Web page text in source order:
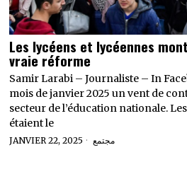
Les lycéens et lycéennes
vraie réforme
Samir Larabi – Journaliste – In
mois de janvier 2025 un vent de
secteur de l’éducation nationale.
étaient le
JANVIER 22, 2025 مجتمع